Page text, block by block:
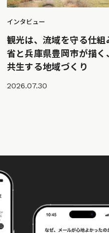
インタビュー
観光は、流域を守る仕
省と兵庫県豊岡市が描く
共生する地域づくり
2026.07.30